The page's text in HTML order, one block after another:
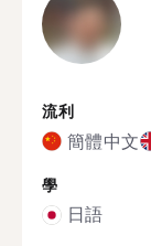
流利
簡體中文
學
日語